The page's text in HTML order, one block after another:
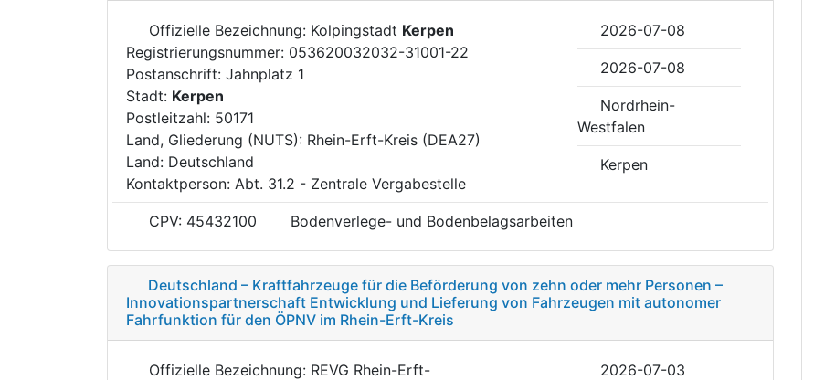
Offizielle Bezeichnung: Kolpingstadt Kerpen
Registrierungsnummer: 053620032032-31001-22
Postanschrift: Jahnplatz 1
Stadt: Kerpen
Postleitzahl: 50171
Land, Gliederung (NUTS): Rhein-Erft-Kreis (DEA27)
Land: Deutschland
Kontaktperson: Abt. 31.2 - Zentrale Vergabestelle
2026-07-08
2026-07-08
Nordrhein-
Westfalen
Kerpen
CPV: 45432100 Bodenverlege- und Bodenbelagsarbeiten
Deutschland – Kraftfahrzeuge für die Beförderung von zehn oder mehr Personen –
Innovationspartnerschaft Entwicklung und Lieferung von Fahrzeugen mit autonomer
Fahrfunktion für den ÖPNV im Rhein-Erft-Kreis
Offizielle Bezeichnung: REVG Rhein-Erft-
2026-07-03